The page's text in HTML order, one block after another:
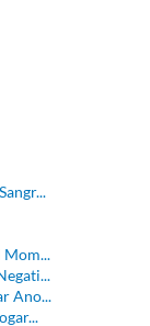
Mom...
Ano...